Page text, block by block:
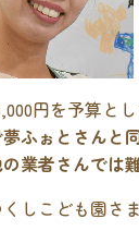
円を予算と
ふぉとさんと
業者さんでは
しこども園さま